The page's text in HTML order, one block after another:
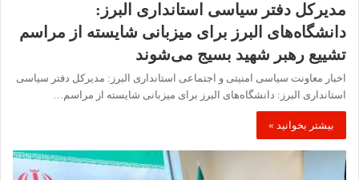
مدیرکل دفتر سیاسی استانداری البرز:
دانشگاه‌های البرز برای میزبانی شایسته از مراسم
تشییع رهبر شهید بسیج می‌شوند
اخبار معاونت سیاسی امنیتی و اجتماعی استانداری البرز: مدیرکل دفتر سیاسی
استانداری البرز: دانشگاه‌های البرز برای میزبانی شایسته از مراسم…
بیشتر بخوانید »